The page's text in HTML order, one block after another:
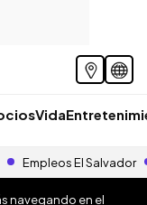
Vida
Empleos El Salvador
navegando en el